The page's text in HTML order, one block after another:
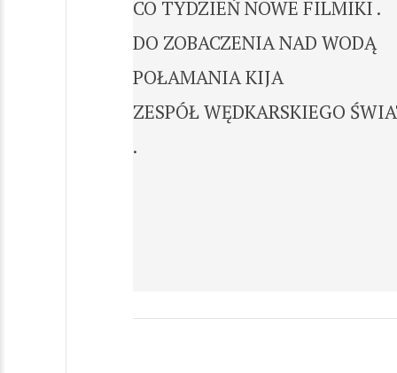
CO TYDZIEŃ NOWE FILMIKI .
DO ZOBACZENIA NAD WODĄ
POŁAMANIA KIJA
ZESPÓŁ WĘDKARSKIEGO
.